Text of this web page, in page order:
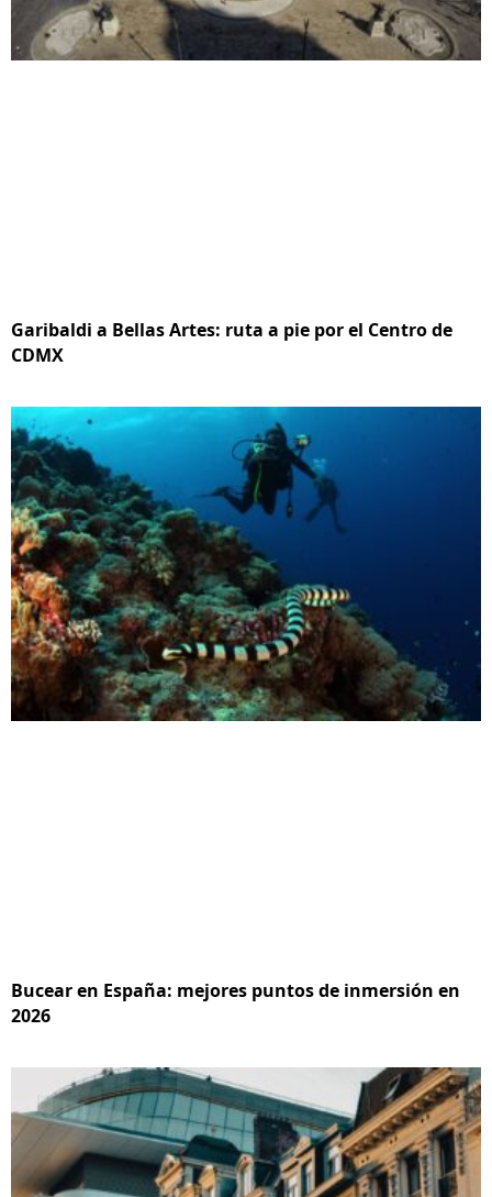
Garibaldi a Bellas Artes: ruta a pie por el Centro de
CDMX
Bucear en España: mejores puntos de inmersión en
2026